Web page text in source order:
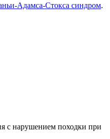
Адамса-Стокса синдром.
с нарушением походки при